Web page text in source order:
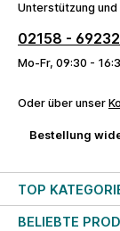
Unterstützung und
02158 -
Mo-Fr, 09:30 -
Oder über unser
Bestellung
TOP
BELIEBTE